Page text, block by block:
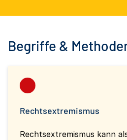
Begriffe &
Rechtsextremismus
Rechtsextremismus kann